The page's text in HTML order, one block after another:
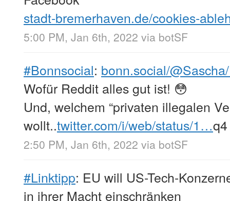
stadt-bremerhaven.de/cookies-
5:00 PM, Jan 6th, 2022 via botSF
#Bonnsocial: bonn.social/
Wofür Reddit alles gut ist! 😳
Und, welchem “privaten illegalen
wollt..twitter.com/i/web/status/1…q4
2:50 PM, Jan 6th, 2022 via botSF
#Linktipp: EU will US-Tech-
in ihrer Macht einschränken